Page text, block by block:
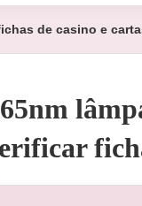
de casino e